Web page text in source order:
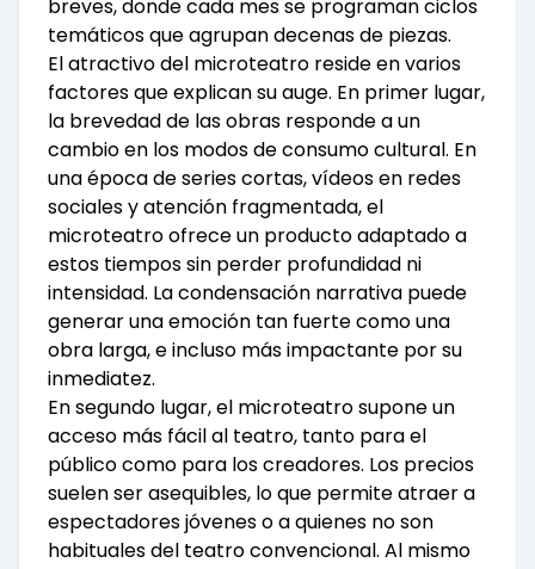
breves, donde cada mes se programan ciclos
temáticos que agrupan decenas de piezas.
El atractivo del microteatro reside en varios
factores que explican su auge. En primer lugar,
la brevedad de las obras responde a un
cambio en los modos de consumo cultural. En
una época de series cortas, vídeos en redes
sociales y atención fragmentada, el
microteatro ofrece un producto adaptado a
estos tiempos sin perder profundidad ni
intensidad. La condensación narrativa puede
generar una emoción tan fuerte como una
obra larga, e incluso más impactante por su
inmediatez.
En segundo lugar, el microteatro supone un
acceso más fácil al teatro, tanto para el
público como para los creadores. Los precios
suelen ser asequibles, lo que permite atraer a
espectadores jóvenes o a quienes no son
habituales del teatro convencional. Al mismo